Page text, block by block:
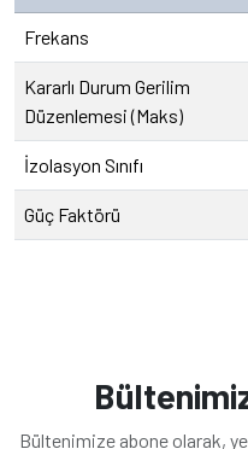
Frekans
Kararlı Durum Gerilim
Düzenlemesi (Maks)
İzolasyon Sınıfı
Güç Faktörü
Bültenimize abone olarak,